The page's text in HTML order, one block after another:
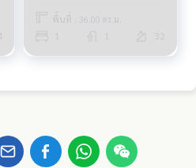
พื้นที่ : 36.00 ตร.ม.